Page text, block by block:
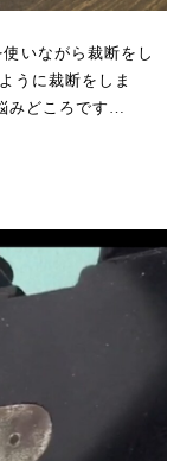
いながら裁断をし
うに裁断をしま
みどころです…